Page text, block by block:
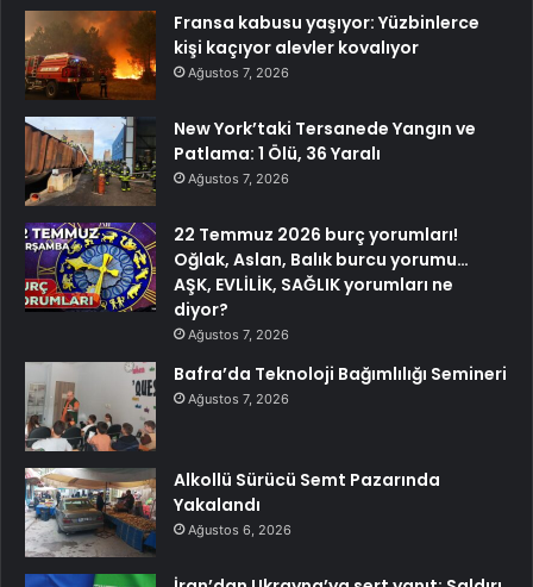
Fransa kabusu yaşıyor: Yüzbinlerce
kişi kaçıyor alevler kovalıyor
Ağustos 7, 2026
New York’taki Tersanede Yangın ve
Patlama: 1 Ölü, 36 Yaralı
Ağustos 7, 2026
22 Temmuz 2026 burç yorumları!
Oğlak, Aslan, Balık burcu yorumu…
AŞK, EVLİLİK, SAĞLIK yorumları ne
diyor?
Ağustos 7, 2026
Bafra’da Teknoloji Bağımlılığı Semineri
Ağustos 7, 2026
Alkollü Sürücü Semt Pazarında
Yakalandı
Ağustos 6, 2026